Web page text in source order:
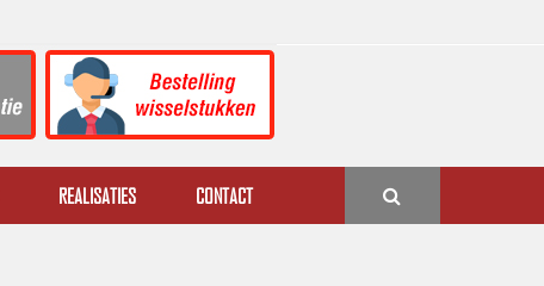
REALISATIES CONTACT